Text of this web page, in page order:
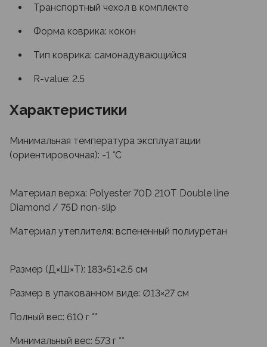
Транспортный чехол в комплекте
Форма коврика: кокон
Тип коврика: самонадувающийся
R-value: 2.5
Характеристики
Минимальная температура эксплуатации
(ориентировочная): -1 °C
Материал верха: Polyester 70D 210T Double line
Diamond / 75D non-slip
Материал утеплителя: вспененный полиуретан
Размер (Д×Ш×Т): 183×51×2.5 см
Размер в упакованном виде: ∅13×27 см
Полный вес: 610 г **
Минимальный вес: 573 г **